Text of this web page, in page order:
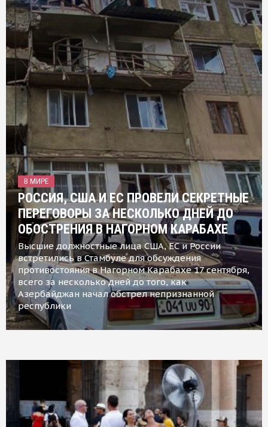
В МИРЕ
РОССИЯ, США И ЕС ПРОВЕЛИ СЕКРЕТНЫЕ
ПЕРЕГОВОРЫ ЗА НЕСКОЛЬКО ДНЕЙ ДО
ОБОСТРЕНИЯ В НАГОРНОМ КАРАБАХЕ
Высшие должностные лица США, ЕС и России
встретились в Стамбуле для обсуждения
противостояния в Нагорном Карабахе 17 сентября,
всего за несколько дней до того, как
Азербайджан начал обстрел непризнанной
республики